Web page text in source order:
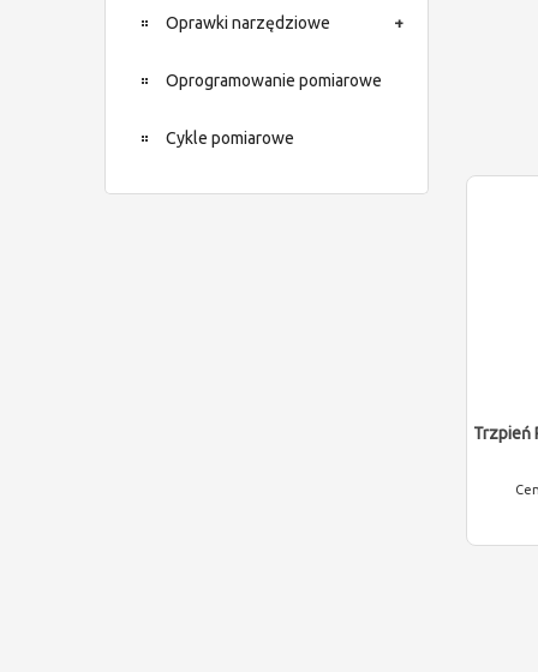
Oprawki narzędziowe
Oprogramowanie pomiarowe
Cykle pomiarowe